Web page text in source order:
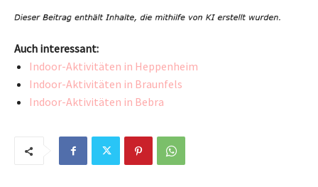
Auch interessant:
Indoor-Aktivitäten in Heppenheim
Indoor-Aktivitäten in Braunfels
Indoor-Aktivitäten in Bebra